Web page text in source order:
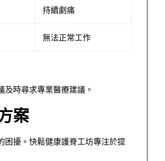
持續劇痛
無法正常工作
時尋求專業醫療建議。
案
困擾。快鬆健康護脊工坊專注於提